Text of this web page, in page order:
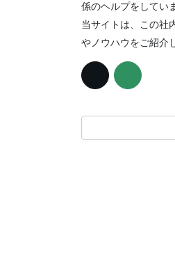
係のヘルプをしてい
当サイトは、この社
やノウハウをご紹介